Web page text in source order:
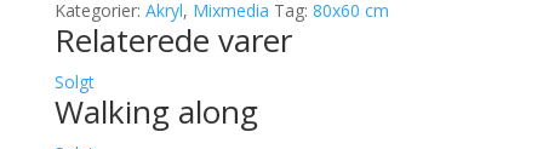
Kategorier: Akryl, Mixmedia Tag: 80x60 cm
Relaterede varer
Solgt
Walking along